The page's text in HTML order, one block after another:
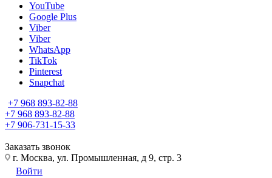
YouTube
Google Plus
Viber
Viber
WhatsApp
TikTok
Pinterest
Snapchat
+7 968 893-82-88
+7 968 893-82-88
+7 906-731-15-33
Заказать звонок
г. Москва, ул. Промышленная, д 9, стр. 3
Войти